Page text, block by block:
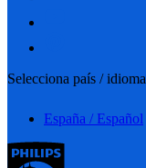
Selecciona país / idioma
España / Español